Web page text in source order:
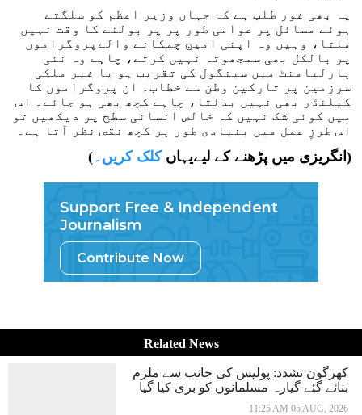
یہ بھی غور طلب ہے کہ جہاں وزیر اعظم کو سلگتے
ہوئے مسائل پر عوامی طور پر پر بولنے کا وقت نہیں
ملتا، وہیں وہ اپنی امیج چمکانے والےپروگراموں
پر بالکل بھی سمجھوتہ نہیں کرتے، چاہے وہ نئی
پارلیامنٹ میں سینگول کی تقریب ہو یا غیر ملکی
سرزمین پر تارکین وطن سے خطاب۔ ان پروگراموں کا
کیلنڈر بھی نہیں بدلتا، چاہے کچھ بھی ہو جائے۔ اس
میں کوئی شک نہیں کہ خالص انسانی سطح پر دیکھیں تو
اس طرزِ عمل میں بنیادی طور پر کچھ نقص نظر آتا ہے۔
(انگریزی میں پڑھنے کے لیےیہاںکلک کریں۔ )
Support Free & Independent
Journalism
Contribute Now
Related News
کھرگون تشدد: پولیس کی جانب سے ملزم
بنائے گئے گیارہ مسلمانوں کو بری کیا گیا
11:25 AM 05 AUG, 2026